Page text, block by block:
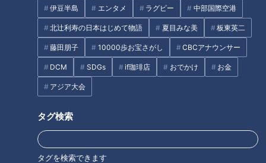
伊豆半島 エンタメ ラグビー 中部国際空港
北辻利寿の日本はじめて物語 夏目みな美 板東英二
藤田朋子 10000歩お宝さがし CBCアナウンサー
DCM SDGs if珈琲店 おでかけ お金
アジア大会
タグ検索
タグを検索できます
ドラゴンズ藤嶋、新兵器・チェ
ンジアップに手応え！沖縄キャ
ンプでサノーら相手に無安打投
憲伸が語る「スタメン決めてく
れ」の真意
中日ドラゴンズ
ドラゴンズを愛して半世紀！竹内茂喜の『野球のドテ煮』
井端弘和